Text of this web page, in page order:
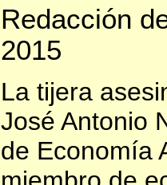
Redacción
2015
La tijera
José Antonio
de Economía